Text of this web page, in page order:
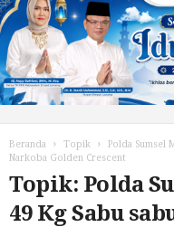
Beranda Topik
Polda Sumsel
Narkoba Golden Crescent
Topik: Polda
49 Kg Sabu